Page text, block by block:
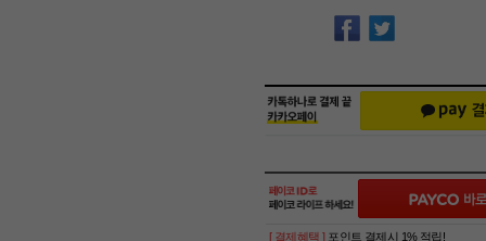
[ 결제혜택 ] 포인트 결제시 1% 적립!